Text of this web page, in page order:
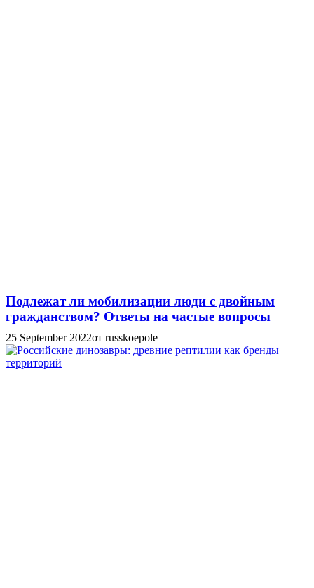
Подлежат ли мобилизации люди с двойным
гражданством? Ответы на частые вопросы
25 September 2022от russkoepole